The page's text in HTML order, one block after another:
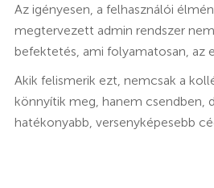
Az igényesen, a felhasználói
megtervezett admin rendszer
befektetés, ami folyamatosan, az
Akik felismerik ezt, nemcsak a
könnyítik meg, hanem csendben,
hatékonyabb, versenyképesebb